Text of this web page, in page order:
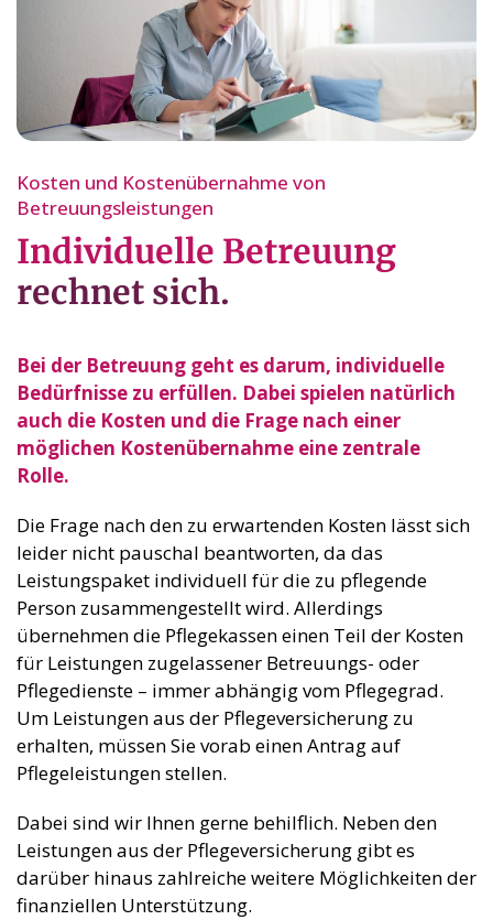
Kosten und Kostenübernahme von
Betreuungsleistungen
Individuelle Betreuung
rechnet sich.
Bei der Betreuung geht es darum, individuelle
Bedürfnisse zu erfüllen. Dabei spielen natürlich
auch die Kosten und die Frage nach einer
möglichen Kostenübernahme eine zentrale
Rolle.
Die Frage nach den zu erwartenden Kosten lässt sich
leider nicht pauschal beantworten, da das
Leistungspaket individuell für die zu pflegende
Person zusammengestellt wird. Allerdings
übernehmen die Pflegekassen einen Teil der Kosten
für Leistungen zugelassener Betreuungs- oder
Pflegedienste – immer abhängig vom Pflegegrad.
Um Leistungen aus der Pflegeversicherung zu
erhalten, müssen Sie vorab einen Antrag auf
Pflegeleistungen stellen.
Dabei sind wir Ihnen gerne behilflich. Neben den
Leistungen aus der Pflegeversicherung gibt es
darüber hinaus zahlreiche weitere Möglichkeiten der
finanziellen Unterstützung.